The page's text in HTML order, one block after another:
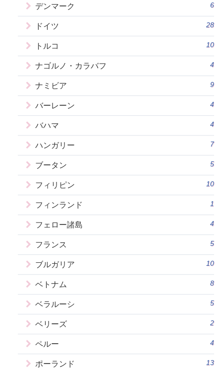
デンマーク 6
ドイツ 28
トルコ 10
ナゴルノ・カラバフ 4
ナミビア 9
バーレーン 4
バハマ 4
ハンガリー 7
ブータン 5
フィリピン 10
フィンランド 1
フェロー諸島 4
フランス 5
ブルガリア 10
ベトナム 8
ベラルーシ 5
ベリーズ 2
ペルー 4
ポーランド 13